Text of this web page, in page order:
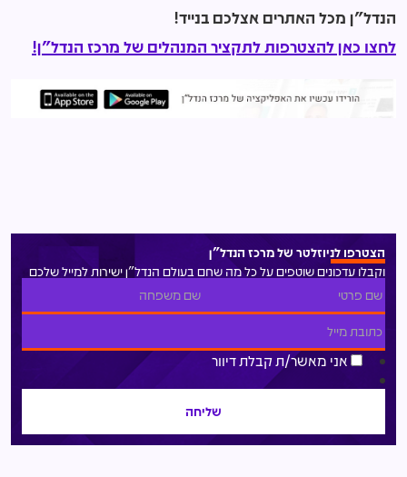
הנדל"ן מכל האתרים אצלכם בנייד!
לחצו כאן להצטרפות לתקציר המנהלים של מרכז הנדל"ן!
הצטרפו לניוזלטר של מרכז הנדל"ן
וקבלו עדכונים שוטפים על כל מה שחם בעולם הנדל"ן ישירות למייל שלכם
אני מאשר/ת קבלת דיוור